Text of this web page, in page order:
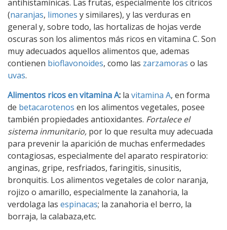
antihistamínicas. Las frutas, especialmente los cítricos
(naranjas, limones y similares), y las verduras en
general y, sobre todo, las hortalizas de hojas verde
oscuras son los alimentos más ricos en vitamina C. Son
muy adecuados aquellos alimentos que, ademas
contienen bioflavonoides, como las zarzamoras o las
uvas.
Alimentos ricos en vitamina A: la vitamina A, en forma
de betacarotenos en los alimentos vegetales, posee
también propiedades antioxidantes. Fortalece el
sistema inmunitario, por lo que resulta muy adecuada
para prevenir la aparición de muchas enfermedades
contagiosas, especialmente del aparato respiratorio:
anginas, gripe, resfriados, faringitis, sinusitis,
bronquitis. Los alimentos vegetales de color naranja,
rojizo o amarillo, especialmente la zanahoria, la
verdolaga las espinacas; la zanahoria el berro, la
borraja, la calabaza,etc.